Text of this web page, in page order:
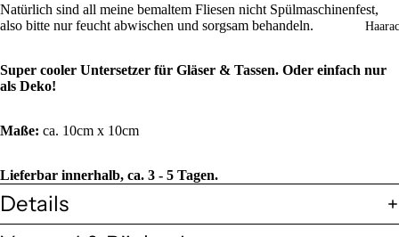
Natürlich sind all meine bemaltem Fliesen nicht Spülmaschinenfest,
also bitte nur feucht abwischen und sorgsam behandeln.
Super cooler Untersetzer für Gläser & Tassen. Oder einfach nur
als Deko!
Maße: ca. 10cm x 10cm
Lieferbar innerhalb, ca. 3 - 5 Tagen.
Details